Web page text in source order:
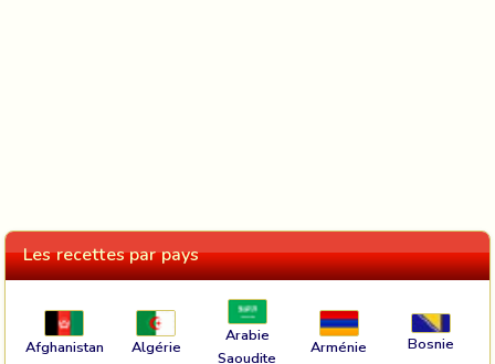
Les recettes par pays
Afghanistan Algérie
Arabie
Saoudite
Arménie Bosnie